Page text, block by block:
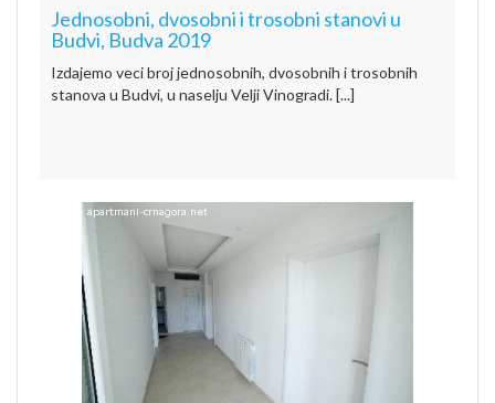
Jednosobni, dvosobni i trosobni stanovi u
Budvi, Budva 2019
Izdajemo veci broj jednosobnih, dvosobnih i trosobnih
stanova u Budvi, u naselju Velji Vinogradi. [...]